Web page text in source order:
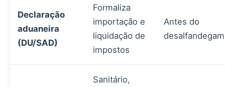
Declaração
aduaneira
(DU/SAD)
Formaliza
importação e
liquidação de
impostos
Antes do
Sanitário,